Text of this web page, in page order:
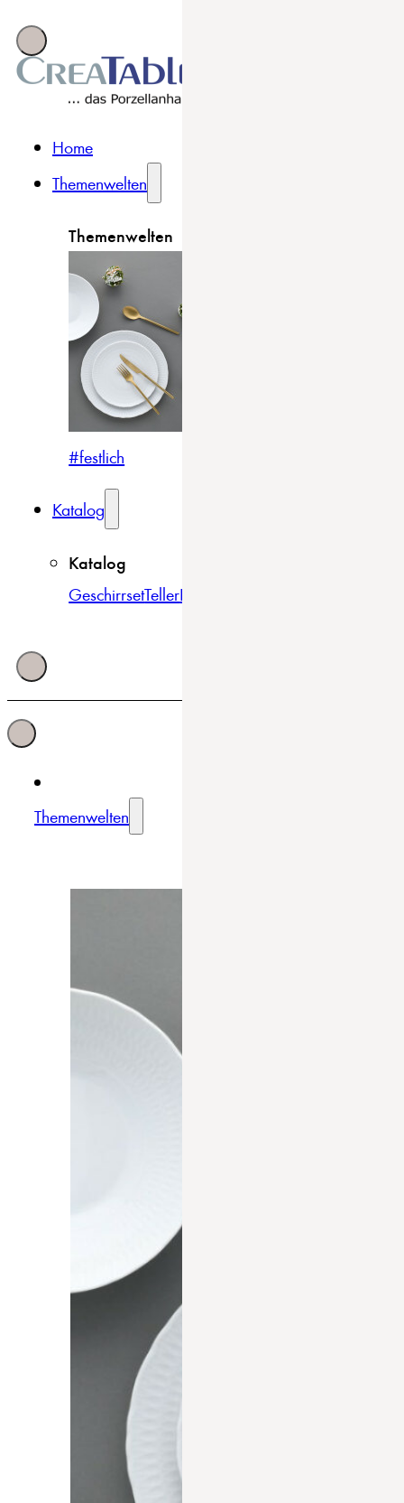
Home
Themenwelten
Themenwelten
#festlich
Katalog
Katalog
GeschirrsetTellerBowls & Schüsseln
Themenwelten